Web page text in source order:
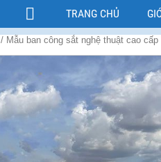
TRANG CHỦ
/ Mẫu ban công sắt nghệ thuật cao cấp